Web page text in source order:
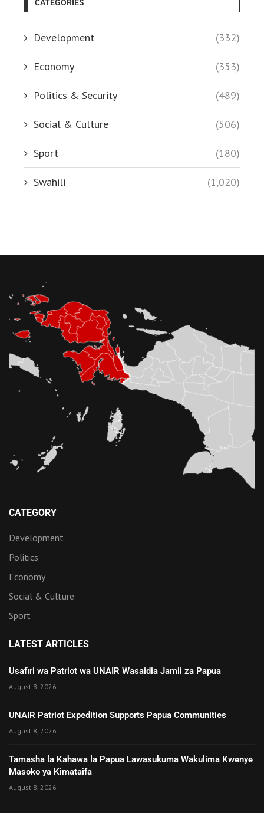
CATEGORIES
Development (332)
Economy (353)
Politics & Security (489)
Social & Culture (506)
Sport (180)
Swahili (1,020)
CATEGORY
Development
Politics
Economy
Social & Culture
Sport
LATEST ARTICLES
Usafiri wa Patriot wa UNAIR Wasaidia Jamii za Papua
August 8, 2026
UNAIR Patriot Expedition Supports Papua Communities
August 8, 2026
Tamasha la Kahawa la Papua Lawasukuma Wakulima Kwenye
Masoko ya Kimataifa
August 8, 2026